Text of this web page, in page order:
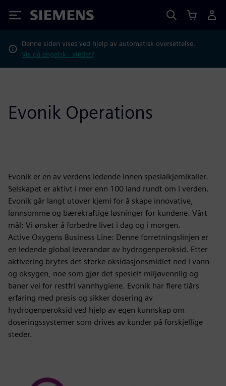
Siemens
Denne siden vises ved hjelp av automatisk oversettelse.
Vis på engelsk i stedet?
Evonik Operations
Evonik er en av verdens ledende innen spesialkjemikalier.
Selskapet er aktivt i mer enn 100 land rundt om i verden.
Evonik går langt utover kjemi for å skape innovative,
lønnsomme og bærekraftige løsninger for kundene. Vårt
mål: Vi ønsker å forbedre livet i dag og i morgen.
Active Oxygens Business Line: Denne forretningslinjen er
en ledende global leverandør av hydrogenperoksid. Etter
aktivering brytes det sterke oksidasjonsmidlet ned i vann
og oksygen, noe som gjør det spesielt miljøvennlig og
baner vei for restfri vannhygiene. Evonik har flere tiårs
erfaring med presis og sikker dosering av
hydrogenperoksid ved hjelp av egen kunnskap om
doseringssystemer som drives av kunder på forskjellige
steder.